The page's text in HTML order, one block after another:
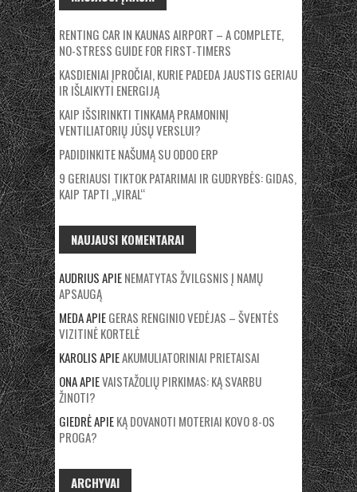
RENTING CAR IN KAUNAS AIRPORT – A COMPLETE,
NO-STRESS GUIDE FOR FIRST-TIMERS
KASDIENIAI ĮPROČIAI, KURIE PADEDA JAUSTIS GERIAU
IR IŠLAIKYTI ENERGIJĄ
KAIP IŠSIRINKTI TINKAMĄ PRAMONINĮ
VENTILIATORIŲ JŪSŲ VERSLUI?
PADIDINKITE NAŠUMĄ SU ODOO ERP
9 GERIAUSI TIKTOK PATARIMAI IR GUDRYBĖS: GIDAS,
KAIP TAPTI „VIRAL“
NAUJAUSI KOMENTARAI
AUDRIUSAPIENEMATYTAS ŽVILGSNIS Į NAMŲ
APSAUGĄ
MEDAAPIEGERAS RENGINIO VEDĖJAS – ŠVENTĖS
VIZITINĖ KORTELĖ
KAROLISAPIEAKUMULIATORINIAI PRIETAISAI
ONAAPIEVAISTAŽOLIŲ PIRKIMAS: KĄ SVARBU
ŽINOTI?
GIEDRĖAPIEKĄ DOVANOTI MOTERIAI KOVO 8-OS
PROGA?
ARCHYVAI